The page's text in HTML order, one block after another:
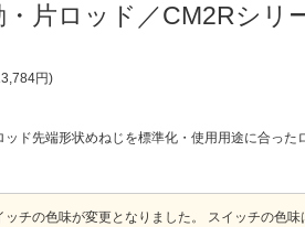
片ロッド／CM2Rシリ
円
ド先端形状めねじを標準化・使用用途に合った
チの色味が変更となりました。 スイッチの色